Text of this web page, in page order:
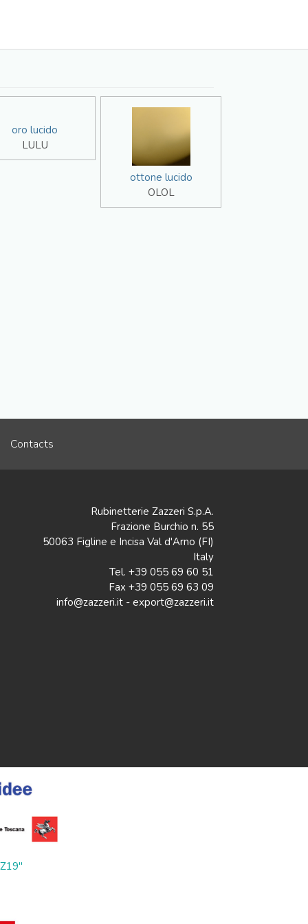
oro lucido
LULU
ottone lucido
OLOL
Contacts
Rubinetterie Zazzeri S.p.A.
Frazione Burchio n. 55
50063 Figline e Incisa Val d'Arno (FI)
Italy
Tel. +39 055 69 60 51
Fax +39 055 69 63 09
info@zazzeri.it - export@zazzeri.it